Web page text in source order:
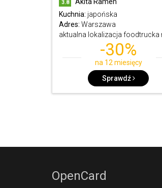
3.8
Kuchnia: japońska
Adres: Warszawa
-30%
na 12 miesięcy
Sprawdź
OpenCard